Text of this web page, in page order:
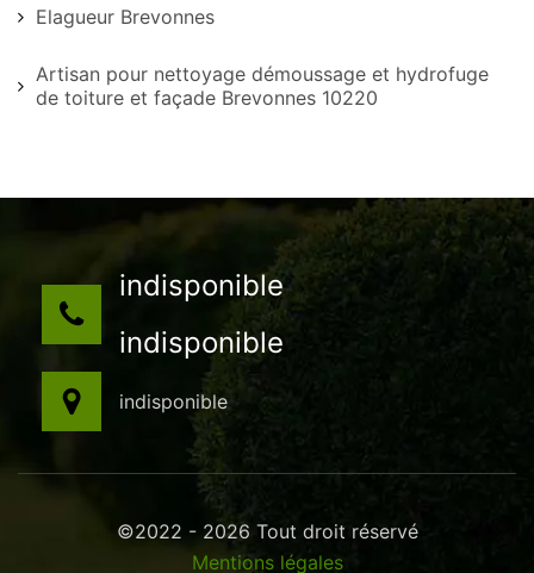
Elagueur Brevonnes
Artisan pour nettoyage démoussage et hydrofuge
de toiture et façade Brevonnes 10220
indisponible
indisponible
indisponible
©2022 - 2026 Tout droit réservé
Mentions légales